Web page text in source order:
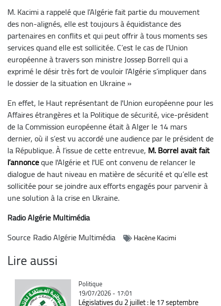
M. Kacimi a rappelé que l’Algérie fait partie du mouvement
des non-alignés, elle est toujours à équidistance des
partenaires en conflits et qui peut offrir à tous moments ses
services quand elle est sollicitée. C’est le cas de l’Union
européenne à travers son ministre Jossep Borrell qui a
exprimé le désir très fort de vouloir l’Algérie s’impliquer dans
le dossier de la situation en Ukraine »
En effet, le Haut représentant de l'Union européenne pour les
Affaires étrangères et la Politique de sécurité, vice-président
de la Commission européenne était à Alger le 14 mars
dernier, où il s’est vu accordé une audience par le président de
la République. À l’issue de cette entrevue, M. Borrel avait fait
l’annonceque l'Algérie et l'UE ont convenu de relancer le
dialogue de haut niveau en matière de sécurité et qu’elle est
sollicitée pour se joindre aux efforts engagés pour parvenir à
une solution à la crise en Ukraine.
Radio Algérie Multimédia
Source Radio Algérie Multimédia Hacène Kacimi
Lire aussi
Catégorie
Politique
19/07/2026 - 17:01
Législatives du 2 juillet : le 17 septembre